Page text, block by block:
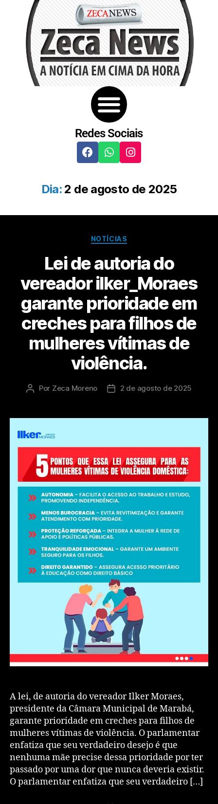
Redes Sociais
Dia: 2 de agosto de 2025
NOTÍCIAS
Lei de autoria do
vereador ilker_Moraes
garante prioridade em
creches para filhos de
mulheres vítimas de
violência.
Por Zeca Moreno 2 de agosto de 2025
A lei, de autoria do vereador Ilker Moraes,
presidente da Câmara Municipal de Marabá,
garante prioridade em creches para filhos de
mulheres vítimas de violência. O parlamentar
enfatiza que seu verdadeiro desejo é que
nenhuma mãe precise dessa prioridade por ter
passado por uma dor que nunca deveria existir.
O parlamentar enfatiza que seu verdadeiro […]